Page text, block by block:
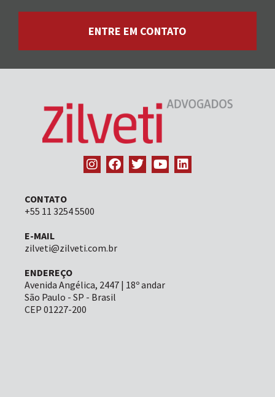
ENTRE EM CONTATO
CONTATO
+55 11 3254 5500
E-MAIL
zilveti@zilveti.com.br
ENDEREÇO
Avenida Angélica, 2447 | 18º andar
São Paulo - SP - Brasil
CEP 01227-200